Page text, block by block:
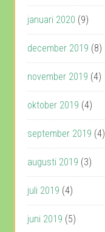
januari 2020 (9)
december 2019 (8)
november 2019 (4)
oktober 2019 (4)
september 2019 (4)
augusti 2019 (3)
juli 2019 (4)
juni 2019 (5)